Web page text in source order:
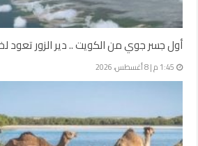
أول جسر جوي من الكويت .. دير الزور تعود
1:45 م | 8 أغسطس، 2026